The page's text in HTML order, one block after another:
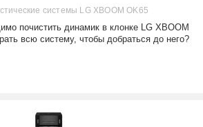
системы LG XBOOM OK65
почистить динамик в клонке LG XBOOM
всю систему, чтобы добраться до него?